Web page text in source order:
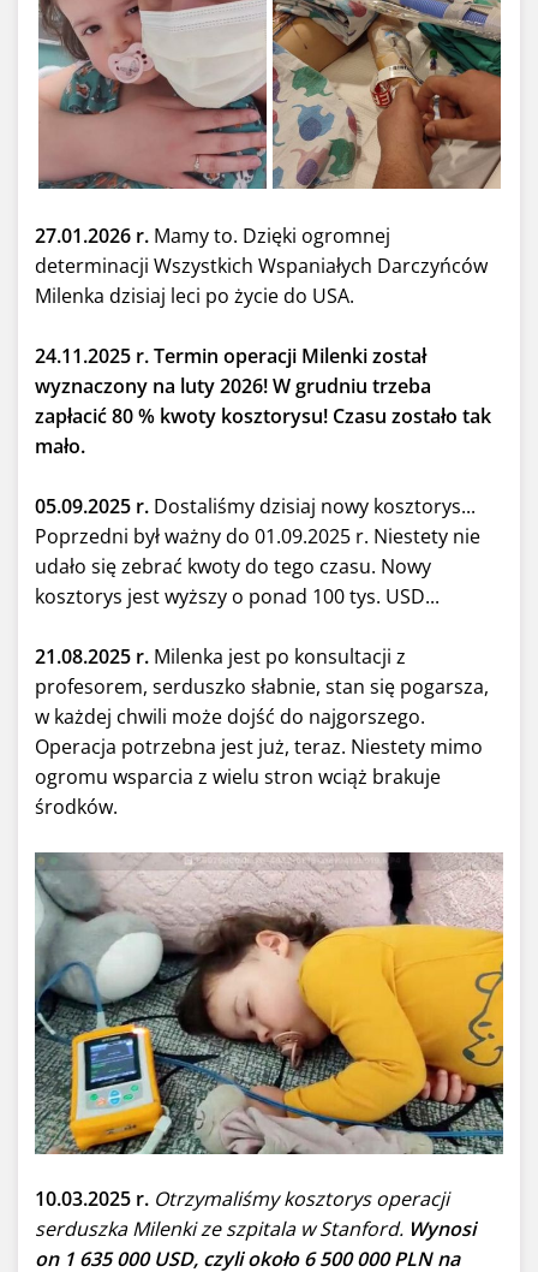
27.01.2026 r. Mamy to. Dzięki ogromnej
determinacji Wszystkich Wspaniałych Darczyńców
Milenka dzisiaj leci po życie do USA.
24.11.2025 r. Termin operacji Milenki został
wyznaczony na luty 2026! W grudniu trzeba
zapłacić 80 % kwoty kosztorysu! Czasu zostało tak
mało.
05.09.2025 r. Dostaliśmy dzisiaj nowy kosztorys...
Poprzedni był ważny do 01.09.2025 r. Niestety nie
udało się zebrać kwoty do tego czasu. Nowy
kosztorys jest wyższy o ponad 100 tys. USD...
21.08.2025 r. Milenka jest po konsultacji z
profesorem, serduszko słabnie, stan się pogarsza,
w każdej chwili może dojść do najgorszego.
Operacja potrzebna jest już, teraz. Niestety mimo
ogromu wsparcia z wielu stron wciąż brakuje
środków.
10.03.2025 r. Otrzymaliśmy kosztorys operacji
serduszka Milenki ze szpitala w Stanford. Wynosi
on 1 635 000 USD, czyli około 6 500 000 PLN na